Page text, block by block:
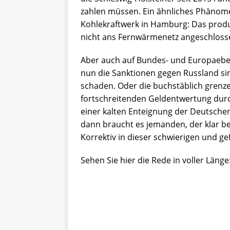
zahlen müssen. Ein ähnliches
Kohlekraftwerk in Hamburg: Das
nicht ans Fernwärmenetz
Aber auch auf Bundes- und
nun die Sanktionen gegen Russland
schaden. Oder die buchstäblich
fortschreitenden Geldentwertung
einer kalten Enteignung der
dann braucht es jemanden, der klar
Korrektiv in dieser schwierigen und
Sehen Sie hier die Rede in voller